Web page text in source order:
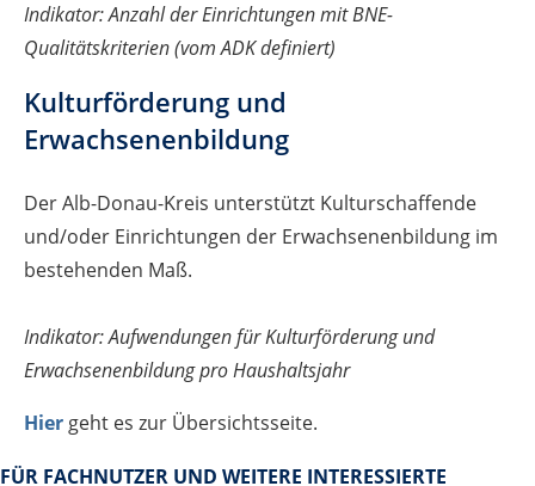
Indikator: Anzahl der Einrichtungen mit BNE-
Qualitätskriterien (vom ADK definiert)
Kulturförderung und
Erwachsenenbildung
Der Alb-Donau-Kreis unterstützt Kulturschaffende
und/oder Einrichtungen der Erwachsenenbildung im
bestehenden Maß.
Indikator: Aufwendungen für Kulturförderung und
Erwachsenenbildung pro Haushaltsjahr
Hier geht es zur Übersichtsseite.
FÜR FACHNUTZER UND WEITERE INTERESSIERTE